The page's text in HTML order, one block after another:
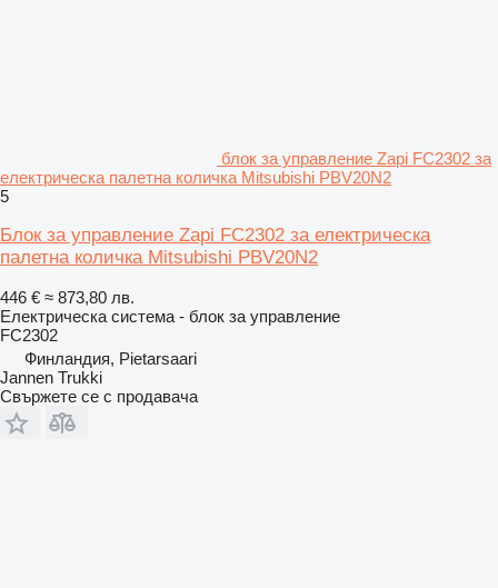
блок за управление Zapi FC2302 за
електрическа палетна количка Mitsubishi PBV20N2
5
Блок за управление Zapi FC2302 за електрическа
палетна количка Mitsubishi PBV20N2
446 € ≈ 873,80 лв.
Електрическа система - блок за управление
FC2302
Финландия, Pietarsaari
Jannen Trukki
Свържете се с продавача